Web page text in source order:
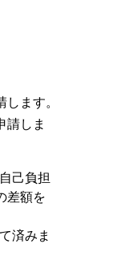
ます。
請しま
己負担
差額を
済みま